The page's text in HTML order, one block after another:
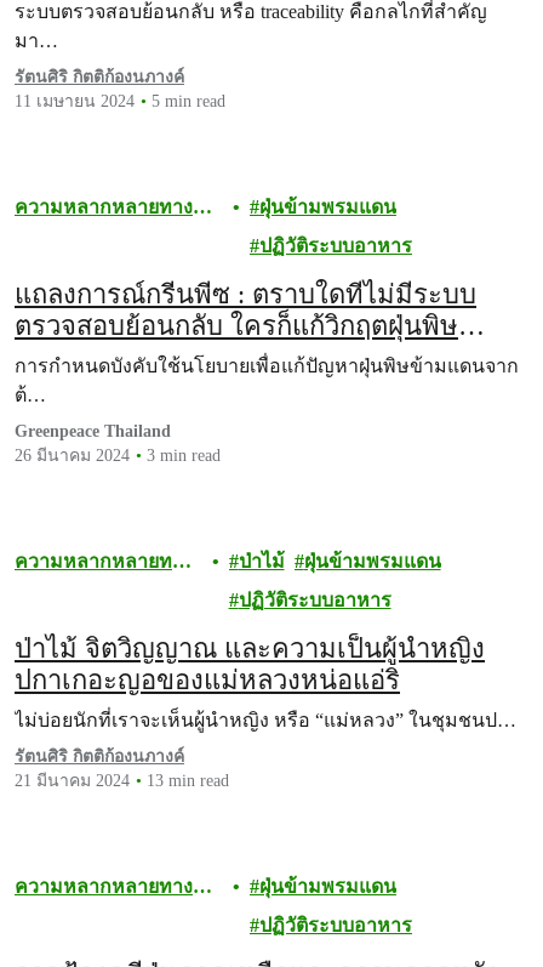
ระบบตรวจสอบย้อนกลับ หรือ traceability คือกลไกที่สำคัญ
มา…
รัตนศิริ กิตติก้องนภางค์
11 เมษายน 2024
5 min read
ความหลากหลายทาง
ฝุ่นข้ามพรมแดน
ปฏิวัติระบบอาหาร
แถลงการณ์กรีนพีซ : ตราบใดที่ไม่มีระบบ
ตรวจสอบย้อนกลับ ใครก็แก้วิกฤตฝุ่นพิษ
PM2.5 ข้ามแดนไม่ได้
การกำหนดบังคับใช้นโยบายเพื่อแก้ปัญหาฝุ่นพิษข้ามแดนจาก
ต้…
Greenpeace Thailand
26 มีนาคม 2024
3 min read
ความหลากหลายทาง
ป่าไม้
ฝุ่นข้ามพรมแดน
ปฏิวัติระบบอาหาร
ป่าไม้ จิตวิญญาณ และความเป็นผู้นำหญิง
ปกาเกอะญอของแม่หลวงหน่อแอ่ริ
ไม่บ่อยนักที่เราจะเห็นผู้นำหญิง หรือ “แม่หลวง” ในชุมชนป…
รัตนศิริ กิตติก้องนภางค์
21 มีนาคม 2024
13 min read
ความหลากหลายทาง
ฝุ่นข้ามพรมแดน
ปฏิวัติระบบอาหาร